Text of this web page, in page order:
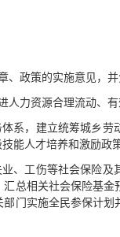
政策的实施意见，并
力资源合理流动、有
系，建立统筹城乡劳
能人才培养和激励政
、工伤等社会保险及
总相关社会保险基
门实施全民参保计